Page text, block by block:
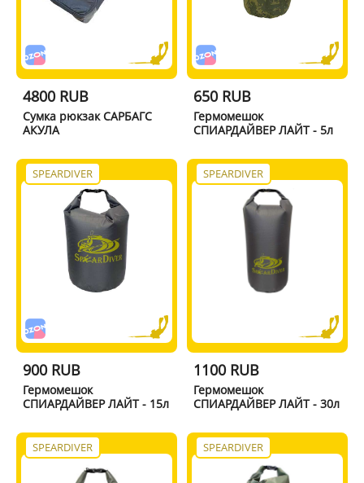
4800 RUB
Сумка рюкзак САРБАГС
АКУЛА
650 RUB
Гермомешок
СПИАРДАЙВЕР ЛАЙТ - 5л
SPEARDIVER
900 RUB
Гермомешок
СПИАРДАЙВЕР ЛАЙТ - 15л
SPEARDIVER
1100 RUB
Гермомешок
СПИАРДАЙВЕР ЛАЙТ - 30л
SPEARDIVER SPEARDIVER